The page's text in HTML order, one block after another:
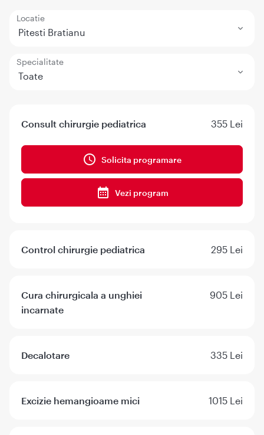
Locatie
Pitesti Bratianu
Specialitate
Toate
Consult chirurgie pediatrica 355 Lei
Solicita programare
Vezi program
Control chirurgie pediatrica 295 Lei
Cura chirurgicala a unghiei
incarnate
905 Lei
Decalotare 335 Lei
Excizie hemangioame mici 1015 Lei